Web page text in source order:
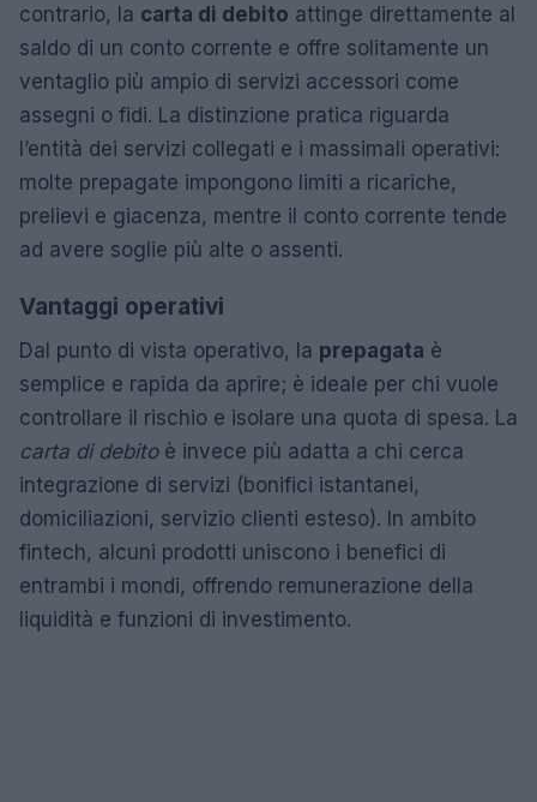
contrario, la carta di debito attinge direttamente al
saldo di un conto corrente e offre solitamente un
ventaglio più ampio di servizi accessori come
assegni o fidi. La distinzione pratica riguarda
l’entità dei servizi collegati e i massimali operativi:
molte prepagate impongono limiti a ricariche,
prelievi e giacenza, mentre il conto corrente tende
ad avere soglie più alte o assenti.
Vantaggi operativi
Dal punto di vista operativo, la prepagata è
semplice e rapida da aprire; è ideale per chi vuole
controllare il rischio e isolare una quota di spesa. La
carta di debitoè invece più adatta a chi cerca
integrazione di servizi (bonifici istantanei,
domiciliazioni, servizio clienti esteso). In ambito
fintech, alcuni prodotti uniscono i benefici di
entrambi i mondi, offrendo remunerazione della
liquidità e funzioni di investimento.